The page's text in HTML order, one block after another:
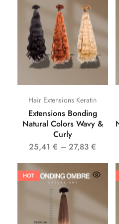
Hair Extensions Keratin
Extensions Bonding
Natural Colors Wavy &
Curly
25,41€ –27,83€
HOT